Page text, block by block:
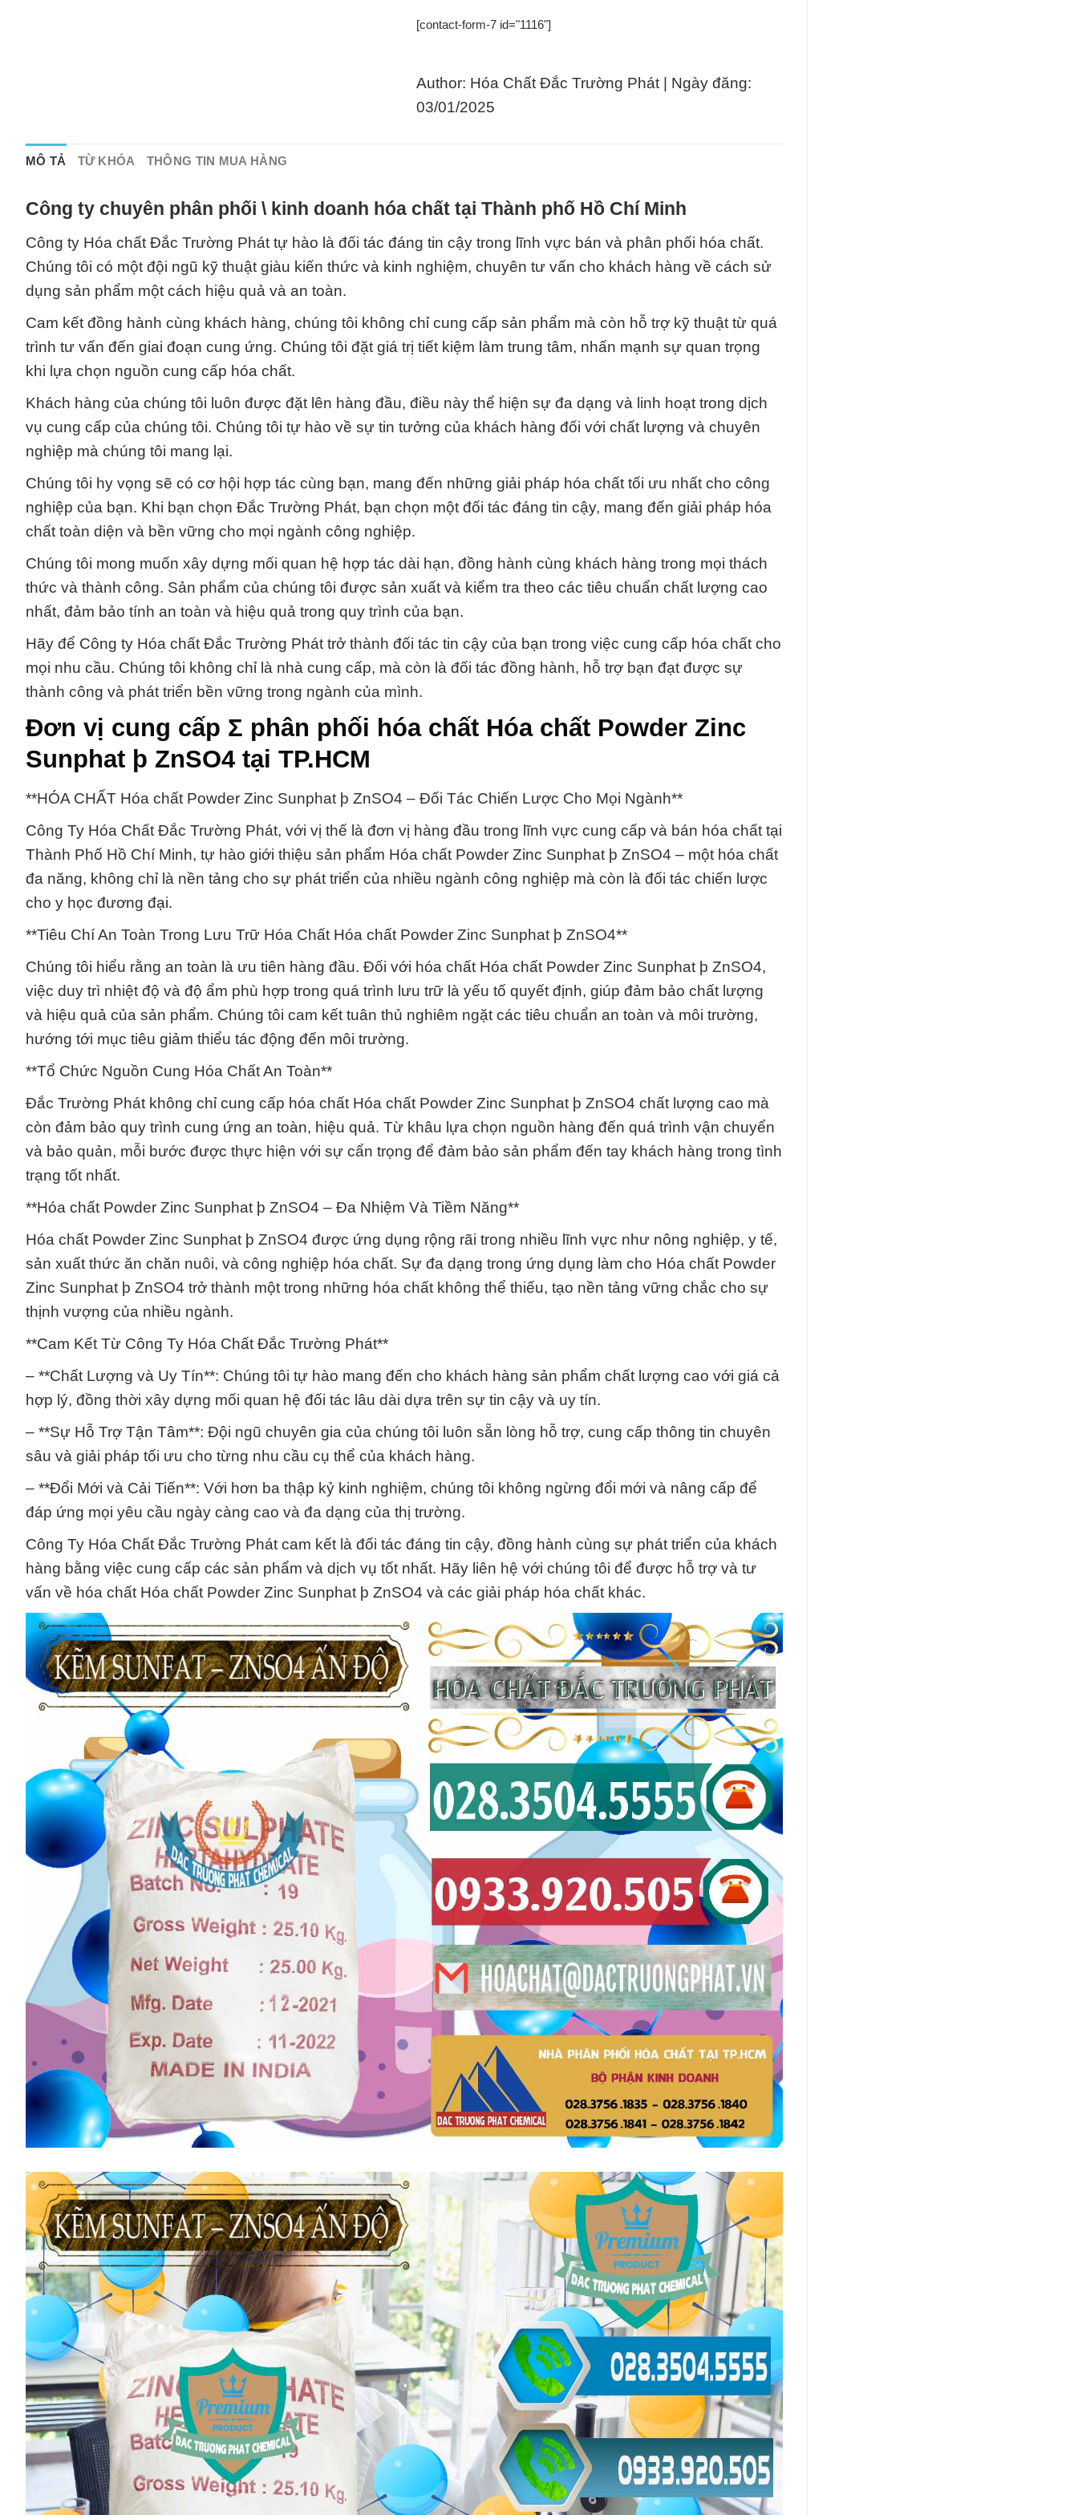
[contact-form-7 id="1116"]
Author: Hóa Chất Đắc Trường Phát | Ngày đăng:
03/01/2025
MÔ TẢ TỪ KHÓA THÔNG TIN MUA HÀNG
Công ty chuyên phân phối \ kinh doanh hóa chất tại Thành phố Hồ Chí Minh
Công ty Hóa chất Đắc Trường Phát tự hào là đối tác đáng tin cậy trong lĩnh vực bán và phân phối hóa chất.
Chúng tôi có một đội ngũ kỹ thuật giàu kiến thức và kinh nghiệm, chuyên tư vấn cho khách hàng về cách sử
dụng sản phẩm một cách hiệu quả và an toàn.
Cam kết đồng hành cùng khách hàng, chúng tôi không chỉ cung cấp sản phẩm mà còn hỗ trợ kỹ thuật từ quá
trình tư vấn đến giai đoạn cung ứng. Chúng tôi đặt giá trị tiết kiệm làm trung tâm, nhấn mạnh sự quan trọng
khi lựa chọn nguồn cung cấp hóa chất.
Khách hàng của chúng tôi luôn được đặt lên hàng đầu, điều này thể hiện sự đa dạng và linh hoạt trong dịch
vụ cung cấp của chúng tôi. Chúng tôi tự hào về sự tin tưởng của khách hàng đối với chất lượng và chuyên
nghiệp mà chúng tôi mang lại.
Chúng tôi hy vọng sẽ có cơ hội hợp tác cùng bạn, mang đến những giải pháp hóa chất tối ưu nhất cho công
nghiệp của bạn. Khi bạn chọn Đắc Trường Phát, bạn chọn một đối tác đáng tin cậy, mang đến giải pháp hóa
chất toàn diện và bền vững cho mọi ngành công nghiệp.
Chúng tôi mong muốn xây dựng mối quan hệ hợp tác dài hạn, đồng hành cùng khách hàng trong mọi thách
thức và thành công. Sản phẩm của chúng tôi được sản xuất và kiểm tra theo các tiêu chuẩn chất lượng cao
nhất, đảm bảo tính an toàn và hiệu quả trong quy trình của bạn.
Hãy để Công ty Hóa chất Đắc Trường Phát trở thành đối tác tin cậy của bạn trong việc cung cấp hóa chất cho
mọi nhu cầu. Chúng tôi không chỉ là nhà cung cấp, mà còn là đối tác đồng hành, hỗ trợ bạn đạt được sự
thành công và phát triển bền vững trong ngành của mình.
Đơn vị cung cấp Σ phân phối hóa chất Hóa chất Powder Zinc
Sunphat þ ZnSO4 tại TP.HCM
**HÓA CHẤT Hóa chất Powder Zinc Sunphat þ ZnSO4 – Đối Tác Chiến Lược Cho Mọi Ngành**
Công Ty Hóa Chất Đắc Trường Phát, với vị thế là đơn vị hàng đầu trong lĩnh vực cung cấp và bán hóa chất tại
Thành Phố Hồ Chí Minh, tự hào giới thiệu sản phẩm Hóa chất Powder Zinc Sunphat þ ZnSO4 – một hóa chất
đa năng, không chỉ là nền tảng cho sự phát triển của nhiều ngành công nghiệp mà còn là đối tác chiến lược
cho y học đương đại.
**Tiêu Chí An Toàn Trong Lưu Trữ Hóa Chất Hóa chất Powder Zinc Sunphat þ ZnSO4**
Chúng tôi hiểu rằng an toàn là ưu tiên hàng đầu. Đối với hóa chất Hóa chất Powder Zinc Sunphat þ ZnSO4,
việc duy trì nhiệt độ và độ ẩm phù hợp trong quá trình lưu trữ là yếu tố quyết định, giúp đảm bảo chất lượng
và hiệu quả của sản phẩm. Chúng tôi cam kết tuân thủ nghiêm ngặt các tiêu chuẩn an toàn và môi trường,
hướng tới mục tiêu giảm thiểu tác động đến môi trường.
**Tổ Chức Nguồn Cung Hóa Chất An Toàn**
Đắc Trường Phát không chỉ cung cấp hóa chất Hóa chất Powder Zinc Sunphat þ ZnSO4 chất lượng cao mà
còn đảm bảo quy trình cung ứng an toàn, hiệu quả. Từ khâu lựa chọn nguồn hàng đến quá trình vận chuyển
và bảo quản, mỗi bước được thực hiện với sự cẩn trọng để đảm bảo sản phẩm đến tay khách hàng trong tình
trạng tốt nhất.
**Hóa chất Powder Zinc Sunphat þ ZnSO4 – Đa Nhiệm Và Tiềm Năng**
Hóa chất Powder Zinc Sunphat þ ZnSO4 được ứng dụng rộng rãi trong nhiều lĩnh vực như nông nghiệp, y tế,
sản xuất thức ăn chăn nuôi, và công nghiệp hóa chất. Sự đa dạng trong ứng dụng làm cho Hóa chất Powder
Zinc Sunphat þ ZnSO4 trở thành một trong những hóa chất không thể thiếu, tạo nền tảng vững chắc cho sự
thịnh vượng của nhiều ngành.
**Cam Kết Từ Công Ty Hóa Chất Đắc Trường Phát**
– **Chất Lượng và Uy Tín**: Chúng tôi tự hào mang đến cho khách hàng sản phẩm chất lượng cao với giá cả
hợp lý, đồng thời xây dựng mối quan hệ đối tác lâu dài dựa trên sự tin cậy và uy tín.
– **Sự Hỗ Trợ Tận Tâm**: Đội ngũ chuyên gia của chúng tôi luôn sẵn lòng hỗ trợ, cung cấp thông tin chuyên
sâu và giải pháp tối ưu cho từng nhu cầu cụ thể của khách hàng.
– **Đổi Mới và Cải Tiến**: Với hơn ba thập kỷ kinh nghiệm, chúng tôi không ngừng đổi mới và nâng cấp để
đáp ứng mọi yêu cầu ngày càng cao và đa dạng của thị trường.
Công Ty Hóa Chất Đắc Trường Phát cam kết là đối tác đáng tin cậy, đồng hành cùng sự phát triển của khách
hàng bằng việc cung cấp các sản phẩm và dịch vụ tốt nhất. Hãy liên hệ với chúng tôi để được hỗ trợ và tư
vấn về hóa chất Hóa chất Powder Zinc Sunphat þ ZnSO4 và các giải pháp hóa chất khác.